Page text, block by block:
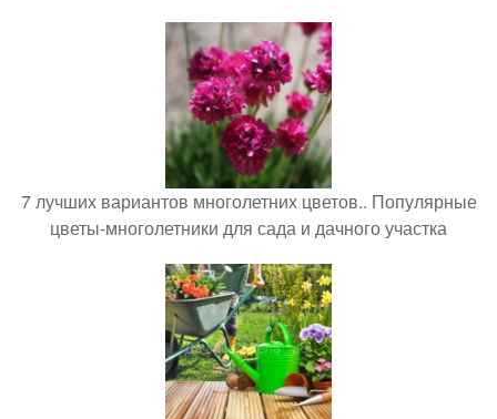
7 лучших вариантов многолетних цветов.. Популярные
цветы-многолетники для сада и дачного участка